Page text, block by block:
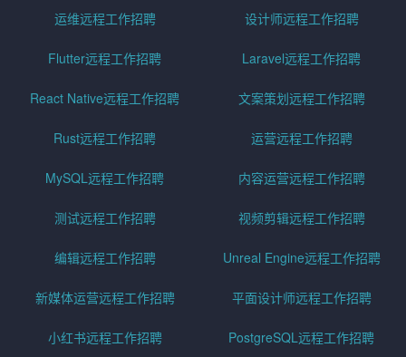
运维远程工作招聘 设计师远程工作招聘
Flutter远程工作招聘 Laravel远程工作招聘
React Native远程工作招聘 文案策划远程工作招聘
Rust远程工作招聘 运营远程工作招聘
MySQL远程工作招聘 内容运营远程工作招聘
测试远程工作招聘 视频剪辑远程工作招聘
编辑远程工作招聘 Unreal Engine远程工作招聘
新媒体运营远程工作招聘 平面设计师远程工作招聘
小红书远程工作招聘 PostgreSQL远程工作招聘